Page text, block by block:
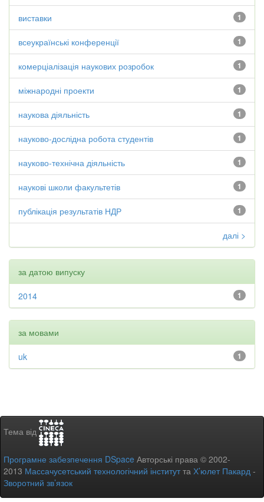
1
виставки
1
всеукраїнські конференції
1
комерціалізація наукових розробок
1
міжнародні проекти
1
наукова діяльність
1
науково-дослідна робота студентів
1
науково-технічна діяльність
1
наукові школи факультетів
1
публікація результатів НДР
далі >
за датою випуску
1
2014
за мовами
1
uk
Тема від
Програмне забезпечення DSpace Авторські права © 2002-
2013 Массачусетський технологічний інститутта Х’юлет Пакард -
Зворотний зв’язок